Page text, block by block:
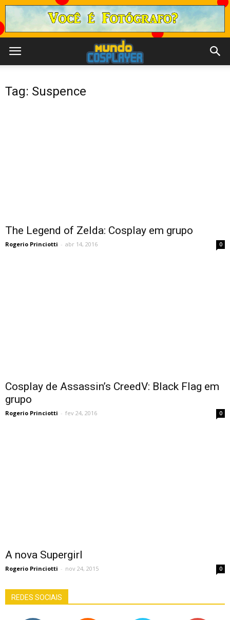
Tag: Suspence
The Legend of Zelda: Cosplay em grupo
Rogerio Princiotti - abr 14, 2016 0
Cosplay de Assassin’s CreedV: Black Flag em
grupo
Rogerio Princiotti - fev 24, 2016 0
A nova Supergirl
Rogerio Princiotti - nov 24, 2015 0
REDES SOCIAIS